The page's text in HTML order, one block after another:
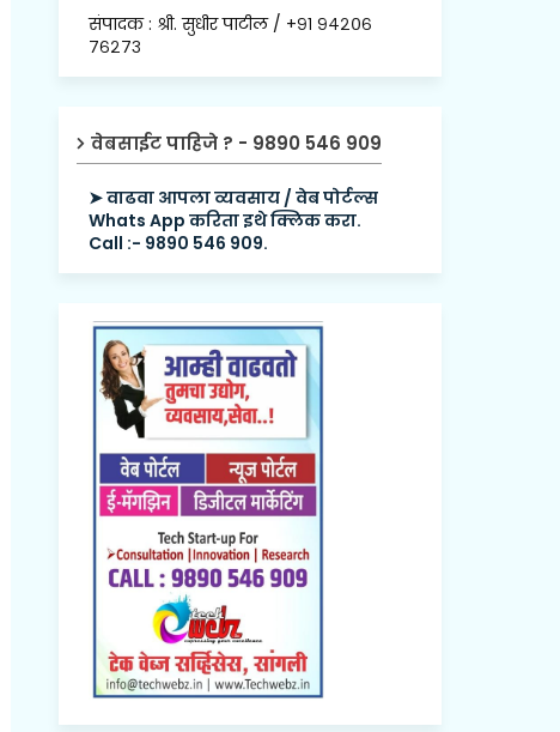
संपादक : श्री. सुधीर पाटील / +९१ ९४२०६
७६२७३
वेबसाईट पाहिजे ? - 9890 546 909
➤ वाढवा आपला व्यवसाय / वेब पोर्टल्स
Whats App करिता इथे क्लिक करा.
Call :- 9890 546 909.